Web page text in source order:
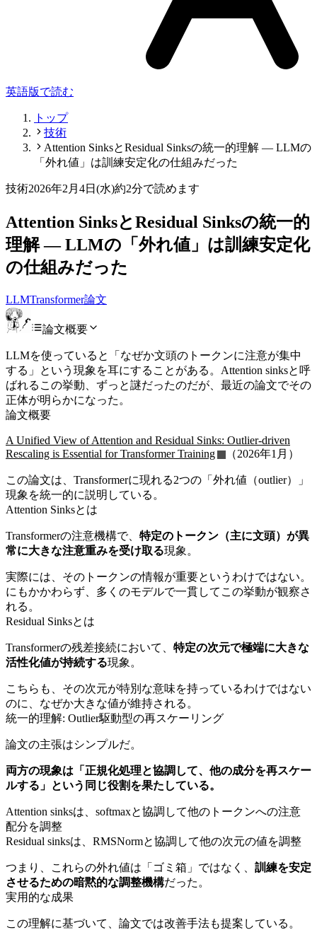
英語版で読む
トップ
技術
Attention SinksとResidual Sinksの統一的理解 ― LLMの
「外れ値」は訓練安定化の仕組みだった
技術2026年2月4日(水)約2分で読めます
Attention SinksとResidual Sinksの統一的
理解 ― LLMの「外れ値」は訓練安定化
の仕組みだった
LLMTransformer論文
論文概要
LLMを使っていると「なぜか文頭のトークンに注意が集中
する」という現象を耳にすることがある。Attention sinksと呼
ばれるこの挙動、ずっと謎だったのだが、最近の論文でその
正体が明らかになった。
論文概要
A Unified View of Attention and Residual Sinks: Outlier-driven
Rescaling is Essential for Transformer Training
（2026年1月）
この論文は、Transformerに現れる2つの「外れ値（outlier）」
現象を統一的に説明している。
Attention Sinksとは
Transformerの注意機構で、 特定のトークン（主に文頭）が異
常に大きな注意重みを受け取る現象。
実際には、そのトークンの情報が重要というわけではない。
にもかかわらず、多くのモデルで一貫してこの挙動が観察さ
れる。
Residual Sinksとは
Transformerの残差接続において、 特定の次元で極端に大きな
活性化値が持続する現象。
こちらも、その次元が特別な意味を持っているわけではない
のに、なぜか大きな値が維持される。
統一的理解: Outlier駆動型の再スケーリング
論文の主張はシンプルだ。
両方の現象は「正規化処理と協調して、他の成分を再スケー
ルする」という同じ役割を果たしている。
Attention sinksは、softmaxと協調して他のトークンへの注意
配分を調整
Residual sinksは、RMSNormと協調して他の次元の値を調整
つまり、これらの外れ値は「ゴミ箱」ではなく、 訓練を安定
させるための暗黙的な調整機構だった。
実用的な成果
この理解に基づいて、論文では改善手法も提案している。